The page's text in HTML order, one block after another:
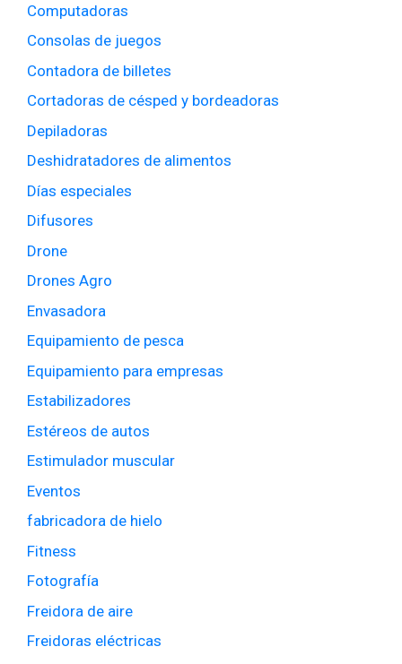
Computadoras
Consolas de juegos
Contadora de billetes
Cortadoras de césped y bordeadoras
Depiladoras
Deshidratadores de alimentos
Días especiales
Difusores
Drone
Drones Agro
Envasadora
Equipamiento de pesca
Equipamiento para empresas
Estabilizadores
Estéreos de autos
Estimulador muscular
Eventos
fabricadora de hielo
Fitness
Fotografía
Freidora de aire
Freidoras eléctricas